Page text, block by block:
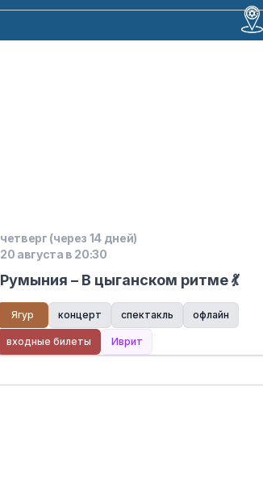
четверг (через 14 дней)
20 августа в 20:30
Румыния – В цыганском ритме 💃
Ягур концерт спектакль офлайн
входные билеты Иврит